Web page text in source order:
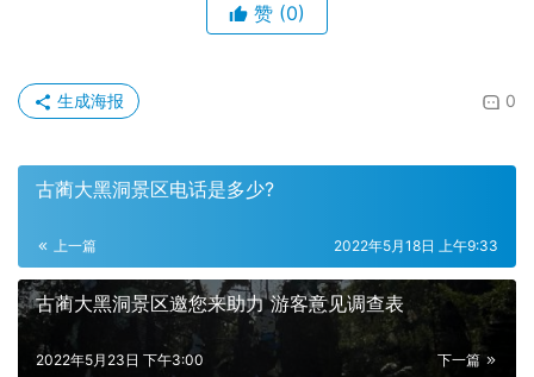
赞 (0)
0
生成海报
古蔺大黑洞景区电话是多少?
上一篇 2022年5月18日 上午9:33
古蔺大黑洞景区邀您来助力 游客意见调查表
下一篇
2022年5月23日 下午3:00